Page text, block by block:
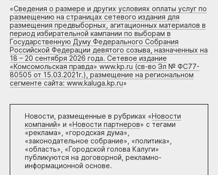
«Сведения о размере и других условиях оплаты услуг по
размещению на страницах сетевого издания для
размещения предвыборных, агитационных материалов в
период избирательной кампании по выборам в
Государственную Думу Федерального Собрания
Российской Федерации девятого созыва, назначенных на
18 – 20 сентября 2026 года. Сетевое издание
«Комсомольская правда» www.kp.ru (св-во Эл № ФС77-
80505 от 15.03.2021г.), размещение на региональном
сегменте сайта: www.kaluga.kp.ru»
Новости, размещенные в рубриках «Новости
компаний» и «Новости партнеров» с тегами
«реклама», «городская дума»,
«законодательное собрание», «политика»,
«область», «Городской голова Калуги»
публикуются на договорной, рекламно-
информационной основе.